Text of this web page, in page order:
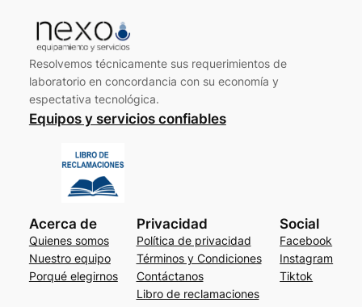
Resolvemos técnicamente sus requerimientos de
laboratorio en concordancia con su economía y
espectativa tecnológica.
Equipos y servicios confiables
Acerca de
Quienes somos
Nuestro equipo
Porqué elegirnos
Privacidad
Política de privacidad
Términos y Condiciones
Contáctanos
Libro de reclamaciones
Social
Facebook
Instagram
Tiktok